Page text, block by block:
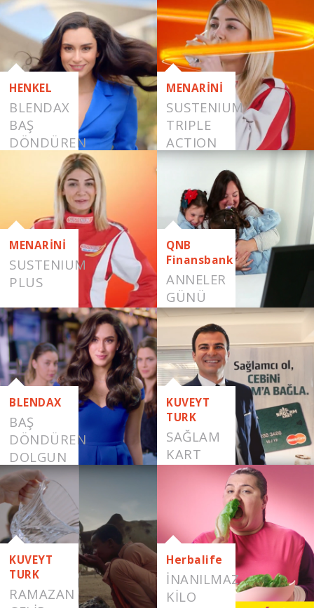
HENKEL
BLENDAX
BAŞ
DÖNDÜREN
DOLGUN
SAÇLAR
MENARİNİ
SUSTENIUM
TRIPLE
ACTION
MENARİNİ
SUSTENIUM
PLUS
QNB
Finansbank
ANNELER
GÜNÜ
BLENDAX
BAŞ
DÖNDÜREN
DOLGUN
SAÇLAR
KUVEYT
TURK
SAĞLAM
KART
KUVEYT
TURK
RAMAZAN
Herbalife
İNANILMAZ
KILO